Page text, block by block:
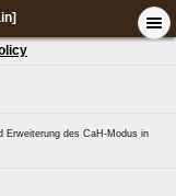
Erweiterung des CaH-Modus in